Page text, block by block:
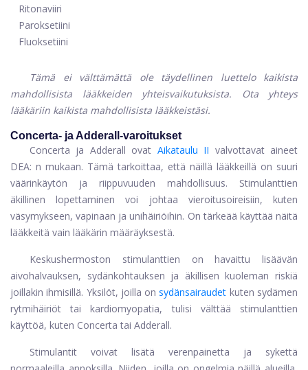
Ritonaviiri
Paroksetiini
Fluoksetiini
Tämä ei välttämättä ole täydellinen luettelo kaikista
mahdollisista lääkkeiden yhteisvaikutuksista. Ota yhteys
lääkäriin kaikista mahdollisista lääkkeistäsi.
Concerta- ja Adderall-varoitukset
Concerta ja Adderall ovat Aikataulu II valvottavat aineet
DEA: n mukaan. Tämä tarkoittaa, että näillä lääkkeillä on suuri
väärinkäytön ja riippuvuuden mahdollisuus. Stimulanttien
äkillinen lopettaminen voi johtaa vieroitusoireisiin, kuten
väsymykseen, vapinaan ja unihäiriöihin. On tärkeää käyttää näitä
lääkkeitä vain lääkärin määräyksestä.
Keskushermoston stimulanttien on havaittu lisäävän
aivohalvauksen, sydänkohtauksen ja äkillisen kuoleman riskiä
joillakin ihmisillä. Yksilöt, joilla onsydänsairaudet kuten sydämen
rytmihäiriöt tai kardiomyopatia, tulisi välttää stimulanttien
käyttöä, kuten Concerta tai Adderall.
Stimulantit voivat lisätä verenpainetta ja sykettä